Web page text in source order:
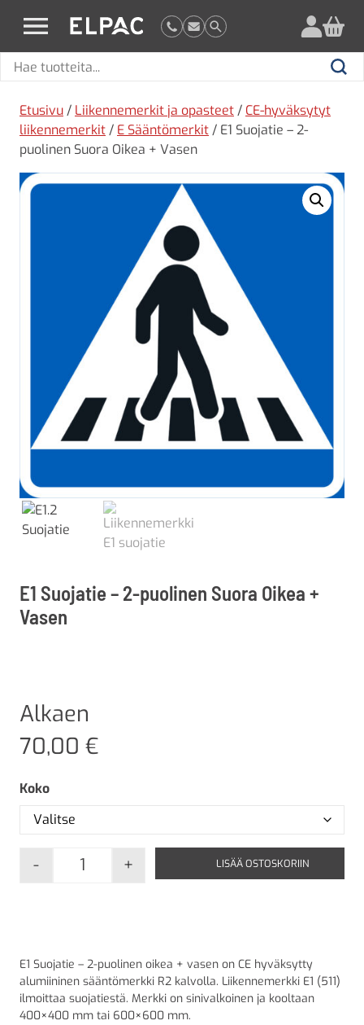
elpac.fi
Hae
Hae
Etusivu / Liikennemerkit ja opasteet / CE-hyväksytyt
liikennemerkit / E Sääntömerkit / E1 Suojatie – 2-
puolinen Suora Oikea + Vasen
E1 Suojatie – 2-puolinen Suora Oikea +
Vasen
Alkaen
70,00 €
Koko
E1 Suojatie - 2-puolinen Suora Oikea + Vasen
- + LISÄÄ OSTOSKORIIN
E1 Suojatie – 2-puolinen oikea + vasen on CE hyväksytty
alumiininen sääntömerkki R2 kalvolla. Liikennemerkki E1 (511)
ilmoittaa suojatiestä. Merkki on sinivalkoinen ja kooltaan
400×400 mm tai 600×600 mm.